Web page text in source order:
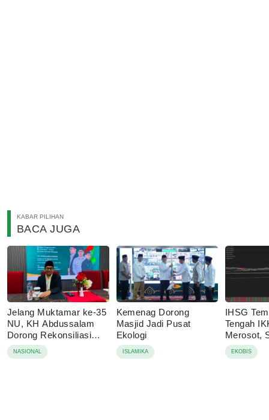
KABAR PILIHAN
BACA JUGA
Jelang Muktamar ke-35
NU, KH Abdussalam
Dorong Rekonsiliasi
dan Transparansi
NASIONAL
Kemenag Dorong
Masjid Jadi Pusat
Ekologi
ISLAMIKA
IHSG
Tengah
Merosot,
yang Jadi
Asing?
EKOBIS